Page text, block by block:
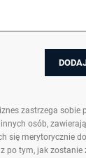
zastrzega sobie
osób,
się merytorycznie
po tym, jak zostanie